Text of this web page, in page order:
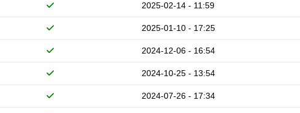
2025-02-14 - 11:59
2025-01-10 - 17:25
2024-12-06 - 16:54
2024-10-25 - 13:54
2024-07-26 - 17:34